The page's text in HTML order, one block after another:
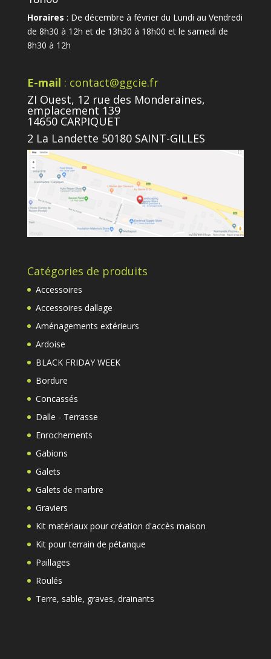
Horaires : De décembre à février du Lundi au Vendredi
de 8h30 à 12h et de 13h30 à 18h00 et le samedi de
8h30 à 12h
E-mail : contact@ggcie.fr
ZI Ouest, 12 rue des Monderaines,
emplacement 139
14650 CARPIQUET
2 La Landette 50180 SAINT-GILLES
Catégories de produits
Accessoires
Accessoires dallage
Aménagements extérieurs
Ardoise
BLACK FRIDAY WEEK
Bordure
Concassés
Dalle - Terrasse
Enrochements
Gabions
Galets
Galets de marbre
Graviers
Kit matériaux pour création d'accès maison
Kit pour terrain de pétanque
Paillages
Roulés
Terre, sable, graves, drainants